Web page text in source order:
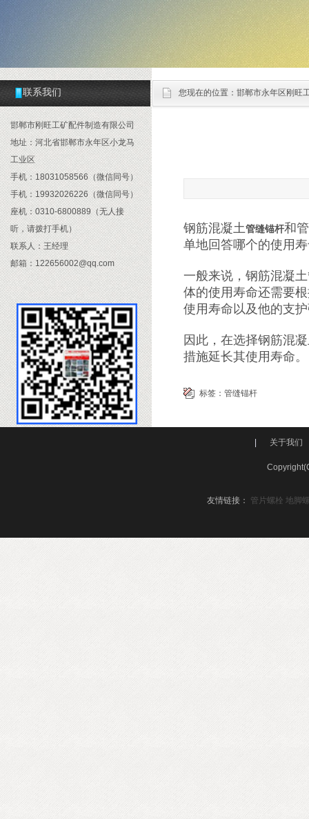
您现在的位置： 邯郸市永年区刚旺
联系我们
邯郸市刚旺工矿配件制造有限公司
地址：河北省邯郸市永年区小龙马
工业区
手机：18031058566（微信同号）
手机：19932026226（微信同号）
座机：0310-6800889（无人接
听，请拨打手机）
联系人：王经理
邮箱：122656002@qq.com
钢筋混凝土管缝锚杆和
单地回答哪个的使用
一般来说，钢筋混凝
体的使用寿命还需要
使用寿命以及他的支
因此，在选择钢筋混
措施延长其使用寿命。
标签： 管缝锚杆
关于我们
友情链接： 管片螺栓 地脚